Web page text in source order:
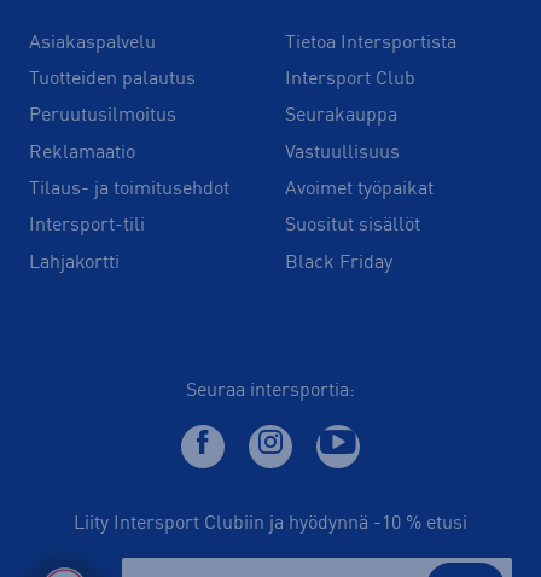
Asiakaspalvelu
Tuotteiden palautus
Peruutusilmoitus
Reklamaatio
Tilaus- ja toimitusehdot
Intersport-tili
Lahjakortti
Tietoa Intersportista
Intersport Club
Seurakauppa
Vastuullisuus
Avoimet työpaikat
Suositut sisällöt
Black Friday
Seuraa intersportia:
Liity Intersport Clubiin ja hyödynnä -10 % etusi